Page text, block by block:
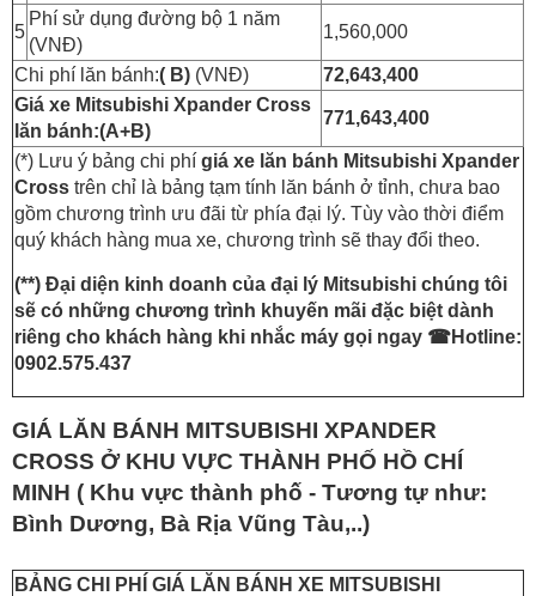
5
Phí sử dụng đường bộ 1 năm
(VNĐ)
1,560,000
Chi phí lăn bánh:( B) (VNĐ)
72,643,400
Giá xe Mitsubishi Xpander Cross
lăn bánh:(A+B)
771,643,400
(*) Lưu ý bảng chi phí giá xe lăn bánh Mitsubishi Xpander
Cross trên chỉ là bảng tạm tính lăn bánh ở tỉnh, chưa bao
gồm chương trình ưu đãi từ phía đại lý. Tùy vào thời điểm
quý khách hàng mua xe, chương trình sẽ thay đổi theo.
(**) Đại diện kinh doanh của đại lý Mitsubishi chúng tôi
sẽ có những chương trình khuyến mãi đặc biệt dành
riêng cho khách hàng khi nhắc máy gọi ngay ☎Hotline:
0902.575.437
GIÁ LĂN BÁNH MITSUBISHI XPANDER
CROSS Ở KHU VỰC THÀNH PHỐ HỒ CHÍ
MINH ( Khu vực thành phố - Tương tự như:
Bình Dương, Bà Rịa Vũng Tàu,..)
BẢNG CHI PHÍ GIÁ LĂN BÁNH XE MITSUBISHI